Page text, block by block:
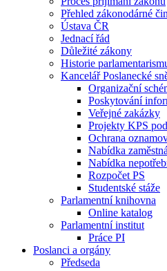
Přehled zákonodárné
Ústava ČR
Jednací řád
Důležité zákony
Historie
Kancelář Poslanecké
Organizační
Poskytování
Veřejné zakázky
Projekty KPS
Ochrana
Nabídka
Nabídka
Rozpočet PS
Studentské stáže
Parlamentní knihovna
Online katalog
Parlamentní institut
Práce PI
Poslanci a orgány
Předseda